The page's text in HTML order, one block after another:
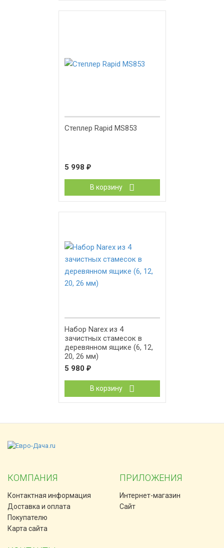
Степлер Rapid MS853
5 998 ₽
В корзину
Набор Narex из 4
зачистных стамесок в
деревянном ящике (6, 12,
20, 26 мм)
5 980 ₽
В корзину
КОМПАНИЯ
Контактная информация
Доставка и оплата
Покупателю
Карта сайта
ПРИЛОЖЕНИЯ
Интернет-магазин
Сайт